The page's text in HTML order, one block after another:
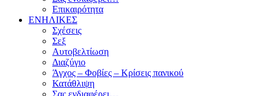
Επικαιρότητα
ΕΝΗΛΙΚΕΣ
Σχέσεις
Σεξ
Αυτοβελτίωση
Διαζύγιο
Άγχος – Φοβίες – Κρίσεις πανικού
Κατάθλιψη
Σας ενδιαφέρει…